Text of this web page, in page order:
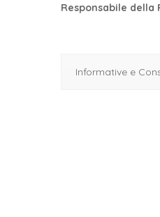
Responsabile della
Informative e